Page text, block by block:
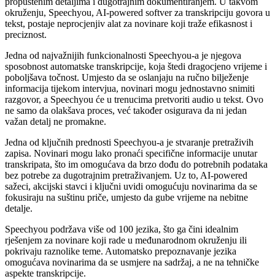
okruženju, Speechyou, AI-powered softver za transkripciju govora u
tekst, postaje neprocjenjiv alat za novinare koji traže efikasnost i
preciznost.
Jedna od najvažnijih funkcionalnosti Speechyou-a je njegova
sposobnost automatske transkripcije, koja štedi dragocjeno vrijeme i
poboljšava točnost. Umjesto da se oslanjaju na ručno bilježenje
informacija tijekom intervjua, novinari mogu jednostavno snimiti
razgovor, a Speechyou će u trenucima pretvoriti audio u tekst. Ovo
ne samo da olakšava proces, već također osigurava da ni jedan
važan detalj ne promakne.
Jedna od ključnih prednosti Speechyou-a je stvaranje pretraživih
zapisa. Novinari mogu lako pronaći specifične informacije unutar
transkripata, što im omogućava da brzo dođu do potrebnih podataka
bez potrebe za dugotrajnim pretraživanjem. Uz to, AI-powered
sažeci, akcijski stavci i ključni uvidi omogućuju novinarima da se
fokusiraju na suštinu priče, umjesto da gube vrijeme na nebitne
detalje.
Speechyou podržava više od 100 jezika, što ga čini idealnim
rješenjem za novinare koji rade u međunarodnom okruženju ili
pokrivaju raznolike teme. Automatsko prepoznavanje jezika
omogućava novinarima da se usmjere na sadržaj, a ne na tehničke
aspekte transkripcije.